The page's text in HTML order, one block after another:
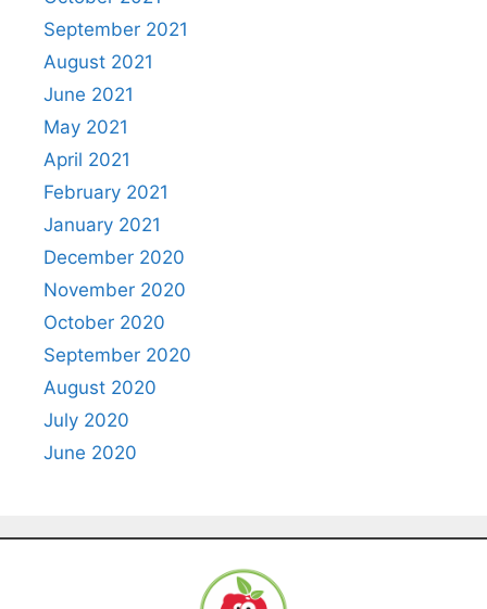
September 2021
August 2021
June 2021
May 2021
April 2021
February 2021
January 2021
December 2020
November 2020
October 2020
September 2020
August 2020
July 2020
June 2020